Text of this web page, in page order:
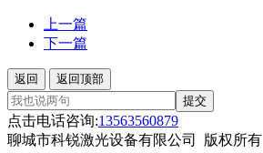
上一篇
下一篇
返回
返回顶部
提交
点击电话咨询:13563560879
聊城市科锐激光设备有限公司 版权所有